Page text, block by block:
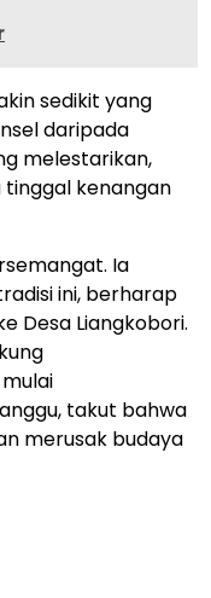
sedikit yang
daripada
melestarikan,
kenangan
Ia
ini, berharap
Desa Liangkobori.
takut bahwa
merusak budaya